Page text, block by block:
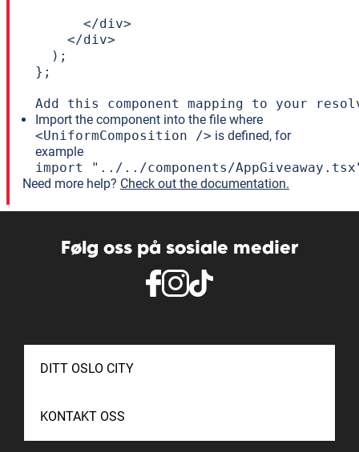
      </div>
    </div>
  );
};
Add this component mapping to your
Import the component into the file where
<UniformComposition /> is defined, for
example
import "../../components/
Need more help? Check out the documentation.
Følg oss på sosiale medier
DITT OSLO CITY
KONTAKT OSS